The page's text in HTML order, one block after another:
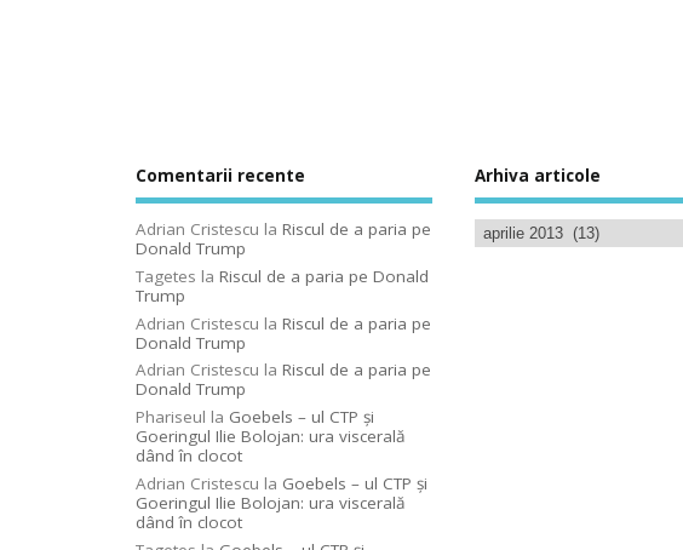
Comentarii recente
Adrian Cristescu la Riscul de a paria pe
Donald Trump
Tagetes la Riscul de a paria pe Donald
Trump
Adrian Cristescu la Riscul de a paria pe
Donald Trump
Adrian Cristescu la Riscul de a paria pe
Donald Trump
Phariseul la Goebels – ul CTP şi
Goeringul Ilie Bolojan: ura viscerală
dând în clocot
Adrian Cristescu la Goebels – ul CTP şi
Goeringul Ilie Bolojan: ura viscerală
dând în clocot
Arhiva articole